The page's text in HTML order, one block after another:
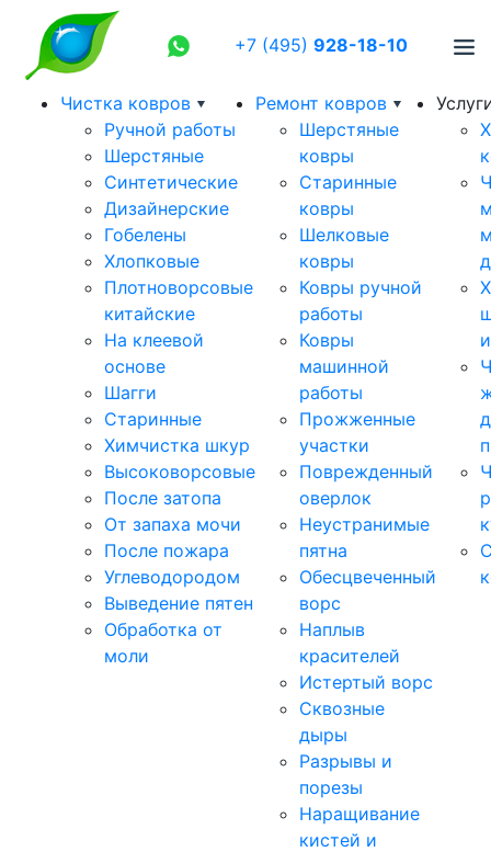
+7 (495)928-18-10
Чистка ковров
Ручной работы
Шерстяные
Cинтетические
Дизайнерские
Гобелены
Хлопковые
Плотноворсовые
китайские
На клеевой
основе
Шагги
Cтаринные
Химчистка шкур
Высоковорсовые
После затопа
От запаха мочи
После пожара
Углеводородом
Выведение пятен
Обработка от
моли
Ремонт ковров
Шерстяные
ковры
Старинные
ковры
Шелковые
ковры
Ковры ручной
работы
Ковры
машинной
работы
Прожженные
участки
Поврежденный
оверлок
Неустранимые
пятна
Обесцвеченный
ворс
Наплыв
красителей
Истертый ворс
Сквозные
дыры
Разрывы и
порезы
Наращивание
кистей и